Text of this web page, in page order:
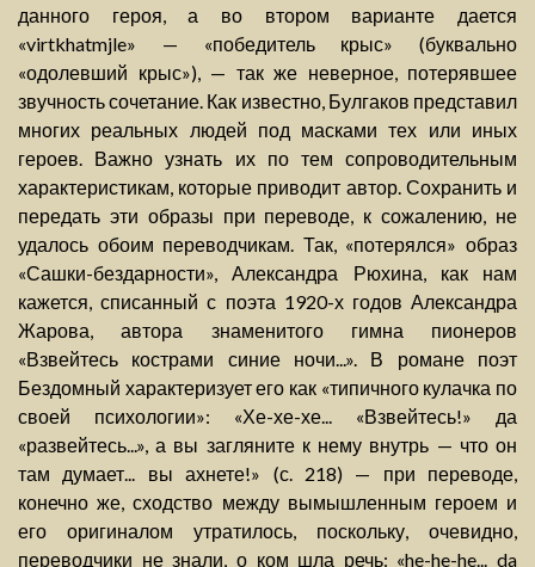
данного героя, а во втором варианте дается
«virtkhatmjle» — «победитель крыс» (буквально
«одолевший крыс»), — так же неверное, потерявшее
звучность сочетание. Как известно, Булгаков представил
многих реальных людей под масками тех или иных
героев. Важно узнать их по тем сопроводительным
характеристикам, которые приводит автор. Сохранить и
передать эти образы при переводе, к сожалению, не
удалось обоим переводчикам. Так, «потерялся» образ
«Сашки-бездарности», Александра Рюхина, как нам
кажется, списанный с поэта 1920-х годов Александра
Жарова, автора знаменитого гимна пионеров
«Взвейтесь кострами синие ночи...». В романе поэт
Бездомный характеризует его как «типичного кулачка по
своей психологии»: «Хе-хе-хе... «Взвейтесь!» да
«развейтесь...», а вы загляните к нему внутрь — что он
там думает... вы ахнете!» (с. 218) — при переводе,
конечно же, сходство между вымышленным героем и
его оригиналом утратилось, поскольку, очевидно,
переводчики не знали, о ком шла речь: «he-he-he... da